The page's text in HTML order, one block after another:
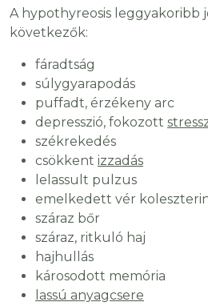
A hypothyreosis leggyakoribb
következők:
fáradtság
súlygyarapodás
puffadt, érzékeny arc
depresszió, fokozott
székrekedés
csökkent izzadás
lelassult pulzus
emelkedett vér
száraz bőr
száraz, ritkuló haj
hajhullás
károsodott memória
lassú anyagcsere